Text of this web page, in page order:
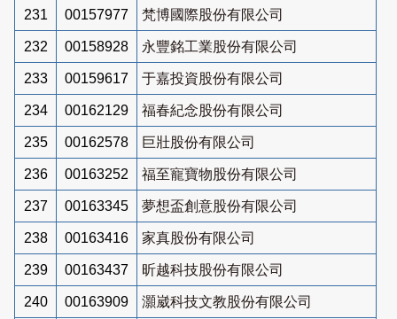
231 00157977 梵博國際股份有限公司
232 00158928 永豐銘工業股份有限公司
233 00159617 于嘉投資股份有限公司
234 00162129 福春紀念股份有限公司
235 00162578 巨壯股份有限公司
236 00163252 福至寵寶物股份有限公司
237 00163345 夢想盃創意股份有限公司
238 00163416 家真股份有限公司
239 00163437 昕越科技股份有限公司
240 00163909 灝崴科技文教股份有限公司